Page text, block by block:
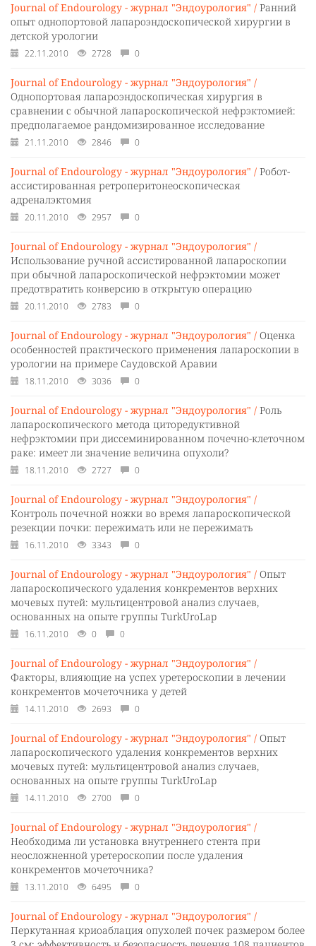
Journal of Endourology - журнал "Эндоурология" / Ранний
опыт однопортовой лапароэндоскопической хирургии в
детской урологии
22.11.2010 2728 0
Journal of Endourology - журнал "Эндоурология" /
Однопортовая лапароэндоскопическая хирургия в
сравнении с обычной лапароскопической нефрэктомией:
предполагаемое рандомизированное исследование
21.11.2010 2846 0
Journal of Endourology - журнал "Эндоурология" / Робот-
ассистированная ретроперитонеоскопическая
адреналэктомия
20.11.2010 2957 0
Journal of Endourology - журнал "Эндоурология" /
Использование ручной ассистированной лапароскопии
при обычной лапароскопической нефрэктомии может
предотвратить конверсию в открытую операцию
20.11.2010 2783 0
Journal of Endourology - журнал "Эндоурология" / Оценка
особенностей практического применения лапароскопии в
урологии на примере Саудовской Аравии
18.11.2010 3036 0
Journal of Endourology - журнал "Эндоурология" / Роль
лапароскопического метода циторедуктивной
нефрэктомии при диссеминированном почечно-клеточном
раке: имеет ли значение величина опухоли?
18.11.2010 2727 0
Journal of Endourology - журнал "Эндоурология" /
Контроль почечной ножки во время лапароскопической
резекции почки: пережимать или не пережимать
16.11.2010 3343 0
Journal of Endourology - журнал "Эндоурология" / Опыт
лапароскопического удаления конкрементов верхних
мочевых путей: мультицентровой анализ случаев,
основанных на опыте группы TurkUroLap
16.11.2010 0 0
Journal of Endourology - журнал "Эндоурология" /
Факторы, влияющие на успех уретероскопии в лечении
конкрементов мочеточника у детей
14.11.2010 2693 0
Journal of Endourology - журнал "Эндоурология" / Опыт
лапароскопического удаления конкрементов верхних
мочевых путей: мультицентровой анализ случаев,
основанных на опыте группы TurkUroLap
14.11.2010 2700 0
Journal of Endourology - журнал "Эндоурология" /
Необходима ли установка внутреннего стента при
неосложненной уретероскопии после удаления
конкрементов мочеточника?
13.11.2010 6495 0
Journal of Endourology - журнал "Эндоурология" /
Перкутанная криоаблация опухолей почек размером более